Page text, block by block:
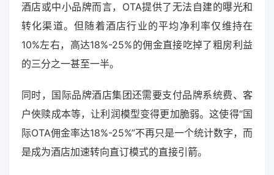
酒店或中小品牌而言，OTA提供了无法自建的曝光和
转化渠道。但随着酒店行业的平均净利率仅维持在
10%左右，高达18%-25%的佣金直接吃掉了粗房利益
的三分之一甚至一半。
同时，国际品牌酒店集团还需要支付品牌系统费、客
户俠赎成本等，让利润模型变得更加脆弱。这使得“国
际OTA佣金率达18%-25%”不再只是一个统计数字，而
是成为酒店加速转向直订模式的直接引箭。